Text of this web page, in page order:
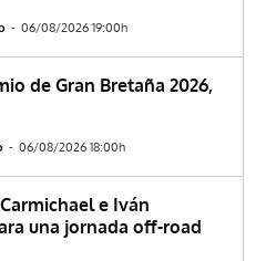
- 06/08/2026 19:00h
de Gran Bretaña 2026,
- 06/08/2026 18:00h
e Iván
una jornada off-road